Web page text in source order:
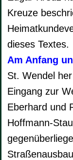
Kreuze
dieses Textes.
Am Anfang
St. Wendel
Eingang zur
Eberhard und
Hoffmann-